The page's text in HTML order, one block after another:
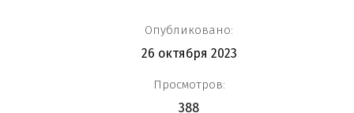
Опубликовано:
26 октября 2023
Просмотров:
388